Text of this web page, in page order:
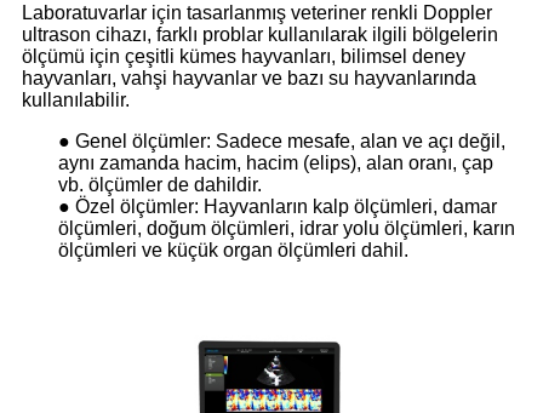
Laboratuvarlar için tasarlanmış veteriner renkli Doppler
ultrason cihazı, farklı problar kullanılarak ilgili bölgelerin
ölçümü için çeşitli kümes hayvanları, bilimsel deney
hayvanları, vahşi hayvanlar ve bazı su hayvanlarında
kullanılabilir.
● Genel ölçümler: Sadece mesafe, alan ve açı değil,
aynı zamanda hacim, hacim (elips), alan oranı, çap
vb. ölçümler de dahildir.
● Özel ölçümler: Hayvanların kalp ölçümleri, damar
ölçümleri, doğum ölçümleri, idrar yolu ölçümleri, karın
ölçümleri ve küçük organ ölçümleri dahil.